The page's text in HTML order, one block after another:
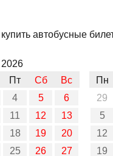
автобусные
Пт Сб
Вс
4 5
6
11 12
13
18 19
20
25 26
27
Пн
29
5
12
19